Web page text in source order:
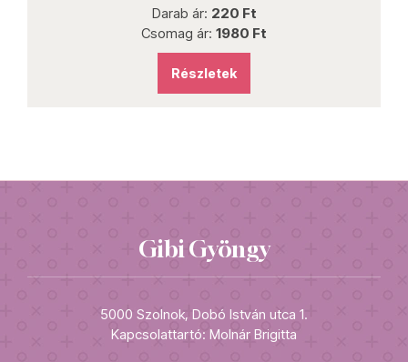
Darab ár: 220 Ft
Csomag ár: 1980 Ft
Részletek
Gibi Gyöngy
5000 Szolnok, Dobó István utca 1.
Kapcsolattartó: Molnár Brigitta